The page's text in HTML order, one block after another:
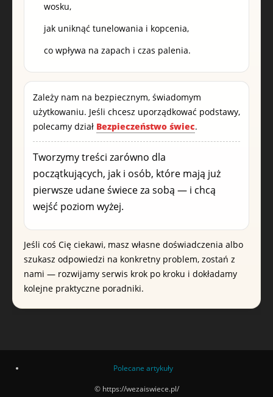
wosku,
jak uniknąć tunelowania i kopcenia,
co wpływa na zapach i czas palenia.
Zależy nam na bezpiecznym, świadomym
użytkowaniu. Jeśli chcesz uporządkować podstawy,
polecamy dział Bezpieczeństwo świec.
Tworzymy treści zarówno dla
początkujących, jak i osób, które mają już
pierwsze udane świece za sobą — i chcą
wejść poziom wyżej.
Jeśli coś Cię ciekawi, masz własne doświadczenia albo
szukasz odpowiedzi na konkretny problem, zostań z
nami — rozwijamy serwis krok po kroku i dokładamy
kolejne praktyczne poradniki.
Polecane artykuły
© https://wezaiswiece.pl/